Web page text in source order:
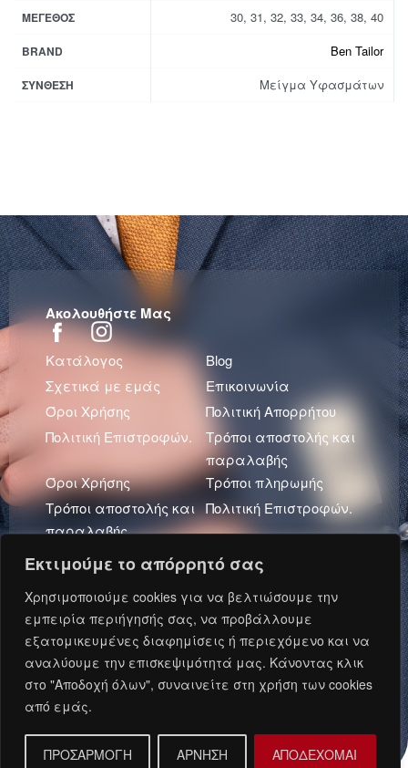
Εκτιμούμε το απόρρητό σας
Χρησιμοποιούμε cookies για να βελτιώσουμε την
εμπειρία περιήγησής σας, να προβάλλουμε
εξατομικευμένες διαφημίσεις ή περιεχόμενο και να
αναλύουμε την επισκεψιμότητά μας. Κάνοντας κλικ
στο "Αποδοχή όλων", συναινείτε στη χρήση των cookies
από εμάς.
ΠΡΟΣΑΡΜΟΓΗ ΑΡΝΗΣΗ ΑΠΟΔΕΧΟΜΑΙ
ΜΈΓΕΘΟΣ 30, 31, 32, 33, 34, 36, 38, 40
BRAND Ben Tailor
ΣΎΝΘΕΣΗ Μείγμα Υφασμάτων
Ακολουθήστε Μας
Κατάλογος
Blog
Σχετικά με εμάς
Επικοινωνία
Όροι Χρήσης
Πολιτική Απορρήτου
Πολιτική Επιστροφών.
Τρόποι αποστολής και
παραλαβής
Όροι Χρήσης
Τρόποι πληρωμής
Τρόποι αποστολής και
παραλαβής
Πολιτική Επιστροφών.
Πολιτική Απορρήτου
Πρόσφατα Άρθρα
Ανάπτυξη και Φιλοξενία: Oxford Metadata © 2026.